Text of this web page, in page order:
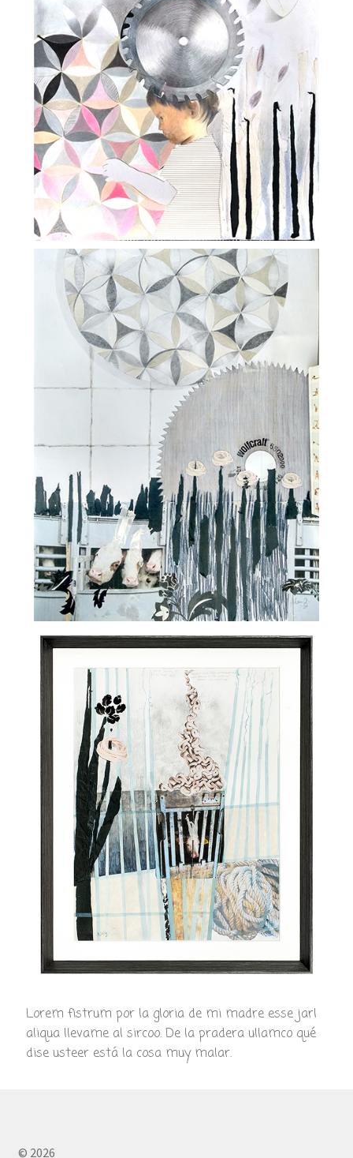
Lorem fistrum por la gloria de mi madre esse jarl
aliqua llevame al sircoo. De la pradera ullamco qué
dise usteer está la cosa muy malar.
© 2026